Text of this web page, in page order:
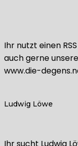
Ihr nutzt einen
auch gerne
www.die-
Ludwig Löwe
Ihr sucht Ludwig